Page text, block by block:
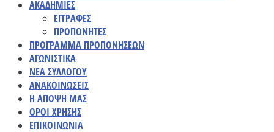
ΑΚΑΔΗΜΙΕΣ
ΕΓΓΡΑΦΕΣ
ΠΡΟΠΟΝΗΤΕΣ
ΠΡΟΓΡΑΜΜΑ ΠΡΟΠΟΝΗΣΕΩΝ
ΑΓΩΝΙΣΤΙΚΑ
ΝΕΑ ΣΥΛΛΟΓΟΥ
ΑΝΑΚΟΙΝΩΣΕΙΣ
Η ΑΠΟΨΗ ΜΑΣ
ΟΡΟΙ ΧΡΗΣΗΣ
ΕΠΙΚΟΙΝΩΝΙΑ